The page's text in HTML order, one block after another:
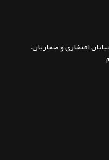
خیابان افتخاری و صفاریان،